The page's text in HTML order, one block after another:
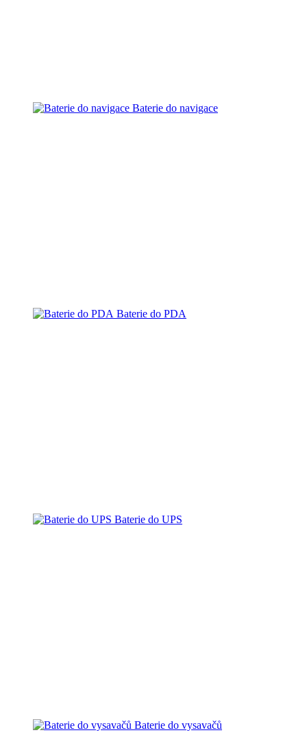
Baterie do navigace
Baterie do PDA
Baterie do UPS
Baterie do vysavačů